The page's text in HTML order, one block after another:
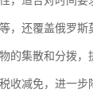
还覆盖俄罗斯
的集散和分拨，
收减免，进一步